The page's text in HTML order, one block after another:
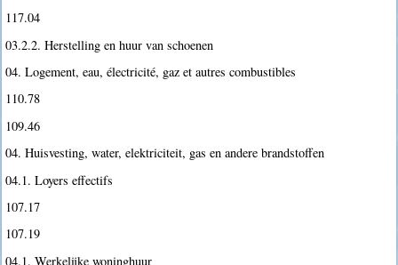
117.04
03.2.2. Herstelling en huur van schoenen
04. Logement, eau, électricité, gaz et autres combustibles
110.78
109.46
04. Huisvesting, water, elektriciteit, gas en andere brandstoffen
04.1. Loyers effectifs
107.17
107.19
04.1. Werkelijke woninghuur